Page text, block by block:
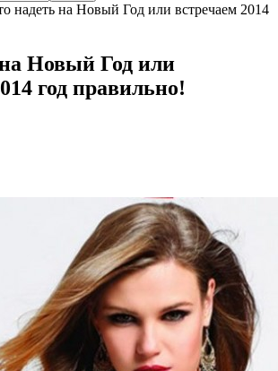
надеть на Новый Год или встречаем 2014
Новый Год или
год правильно!